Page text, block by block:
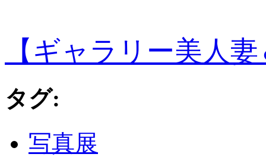
【ギャラリー美人
タグ:
写真展